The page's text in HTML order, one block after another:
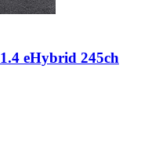
1.4 eHybrid 245ch